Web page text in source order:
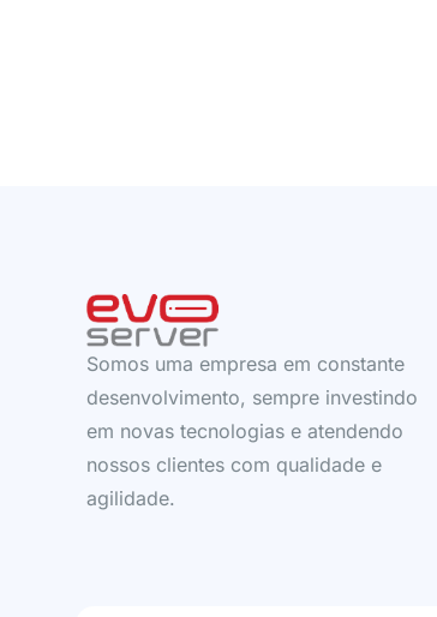
Somos uma empresa em constante
desenvolvimento, sempre investindo
em novas tecnologias e atendendo
nossos clientes com qualidade e
agilidade.